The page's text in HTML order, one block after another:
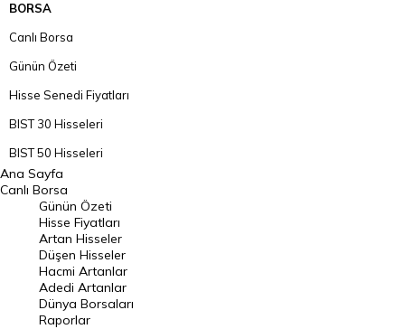
BORSA
Canlı Borsa
Günün Özeti
Hisse Senedi Fiyatları
BIST 30 Hisseleri
BIST 50 Hisseleri
BIST 100 Hisseleri
En Çok Artan Hisseler
En Çok Düşen Hisseler
Hacmi Artanlar
Geçmiş Kapanışlar
Ana Sayfa
Canlı Borsa
Günün Özeti
Hisse Fiyatları
Artan Hisseler
Düşen Hisseler
Hacmi Artanlar
Adedi Artanlar
Dünya Borsaları
Raporlar